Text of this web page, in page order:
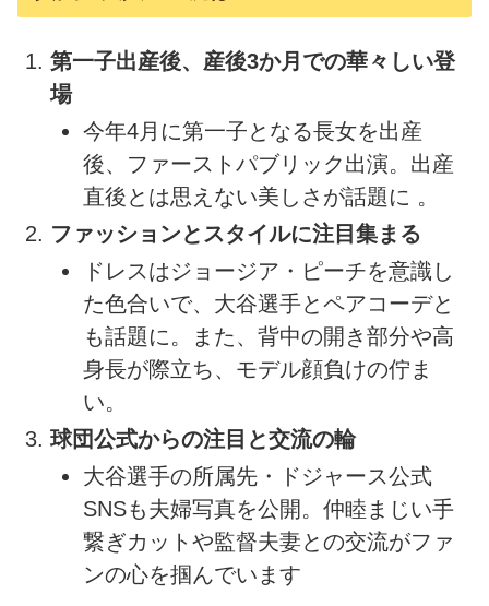
第一子出産後、産後3か月での華々しい登
場
今年4月に第一子となる長女を出産
後、ファーストパブリック出演。出産
直後とは思えない美しさが話題に 。
ファッションとスタイルに注目集まる
ドレスはジョージア・ピーチを意識し
た色合いで、大谷選手とペアコーデと
も話題に。また、背中の開き部分や高
身長が際立ち、モデル顔負けの佇ま
い。
球団公式からの注目と交流の輪
大谷選手の所属先・ドジャース公式
SNSも夫婦写真を公開。仲睦まじい手
繋ぎカットや監督夫妻との交流がファ
ンの心を掴んでいます